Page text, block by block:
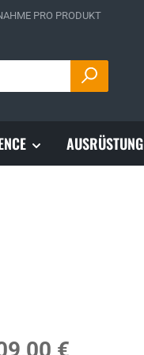
PRO PRODUKT
AUSRÜSTUNG
Preis: